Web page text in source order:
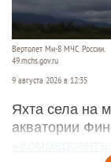
Вертолет Ми-8 МЧС России.
49.mchs.gov.ru
9 августа 2026 в 12:35
Яхта села на
акватории
«Коммерсантъ»